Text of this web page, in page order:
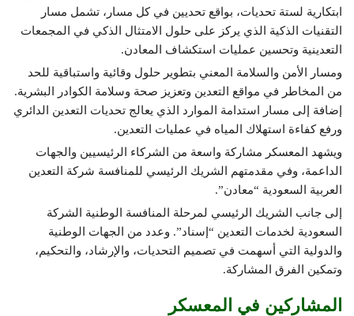
ابتكارية لستة تحديات، بواقع تحديين في كل مسار، تشمل مسار
التقنيات الذكية الذي يركز على حلول الامتثال الذكي في المجمعات
التعدينية وتحسين عمليات استكشاف المعادن.
ومسار الأمن والسلامة المعني بتطوير حلول وقائية واستباقية للحد
من المخاطر في مواقع التعدين وتعزيز صحة وسلامة الكوادر البشرية.
إضافة إلى مسار استدامة الموارد الذي يعالج تحديات التعدين الدائري
ورفع كفاءة استهلاك المياه في عمليات التعدين.
ويشهد المعسكر مشاركة واسعة من الشركاء الرئيسيين والجهات
الداعمة، وفي مقدمتهم الشريك الرئيسي للمنافسة شركة التعدين
العربية السعودية “معادن”.
إلى جانب الشريك الرئيسي لمرحلة المنافسة الوطنية الشركة
السعودية لخدمات التعدين “إسناد”. وعدد من الجهات الوطنية
والدولية التي أسهمت في تصميم التحديات، والإرشاد، والتحكيم،
وتمكين الفرق المشاركة.
المشاركين في المعسكر